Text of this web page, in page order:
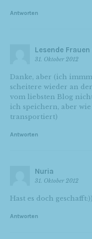
Antworten
Lesende
31. Oktober 2012
Danke, aber (ich
scheitere wieder an
vom liebsten Blog
ich speichern, aber
transportiert)
Antworten
Nuria
31. Oktober 2012
Hast es doch geschafft:))
Antworten